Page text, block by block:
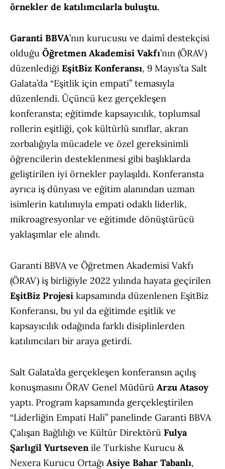
örnekler de katılımcılarla buluştu.
Garanti BBVA’nın kurucusu ve daimî destekçisi
olduğu Öğretmen Akademisi Vakfı’nın (ÖRAV)
düzenlediği EşitBiz Konferansı, 9 Mayıs’ta Salt
Galata’da “Eşitlik için empati” temasıyla
düzenlendi. Üçüncü kez gerçekleşen
konferansta; eğitimde kapsayıcılık, toplumsal
rollerin eşitliği, çok kültürlü sınıflar, akran
zorbalığıyla mücadele ve özel gereksinimli
öğrencilerin desteklenmesi gibi başlıklarda
geliştirilen iyi örnekler paylaşıldı. Konferansta
ayrıca iş dünyası ve eğitim alanından uzman
isimlerin katılımıyla empati odaklı liderlik,
mikroagresyonlar ve eğitimde dönüştürücü
yaklaşımlar ele alındı.
Garanti BBVA ve Öğretmen Akademisi Vakfı
(ÖRAV) iş birliğiyle 2022 yılında hayata geçirilen
EşitBiz Projesi kapsamında düzenlenen EşitBiz
Konferansı, bu yıl da eğitimde eşitlik ve
kapsayıcılık odağında farklı disiplinlerden
katılımcıları bir araya getirdi.
Salt Galata’da gerçekleşen konferansın açılış
konuşmasını ÖRAV Genel Müdürü Arzu Atasoy
yaptı. Program kapsamında gerçekleştirilen
“Liderliğin Empati Hali” panelinde Garanti BBVA
Çalışan Bağlılığı ve Kültür Direktörü Fulya
Şarlıgil Yurtsevenile Turkishe Kurucu &
Nexera Kurucu Ortağı Asiye Bahar Tabanlı,